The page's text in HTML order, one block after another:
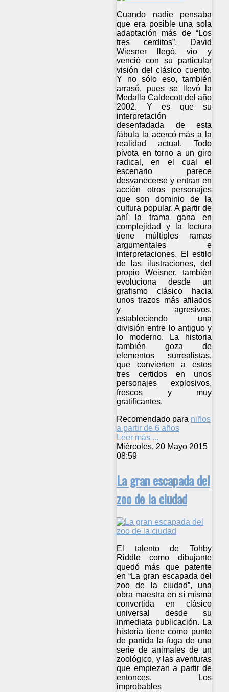
Cuando nadie pensaba
que era posible una sola
adaptación más de “Los
tres cerditos”, David
Wiesner llegó, vio y
venció con su particular
visión del clásico cuento.
Y no sólo eso, también
arrasó, pues se llevó la
Medalla Caldecott del año
2002. Y es que su
interpretación
desenfadada de esta
fábula la acercó más a la
realidad actual. Todo
pivota en torno a un giro
radical, en el cual el
escenario parece
desvanecerse y entran en
acción otros personajes
que son dominio de la
cultura popular. A partir de
ahí la trama gana en
complejidad y la lectura
tiene múltiples ramas
argumentales e
interpretaciones. El estilo
de las ilustraciones, del
propio Weisner, también
evoluciona desde un
grafismo clásico hacia
unos trazos más afilados
y agresivos,
estableciendo una
división entre lo antiguo y
lo moderno. La historia
también goza de
elementos surrealistas,
que convierten a estos
tres certidos en unos
personajes explosivos,
frescos y muy
gratificantes.
Recomendado para niños
a partir de 6 años
Leer más ...
Miércoles, 20 Mayo 2015
08:59
La gran escapada del
zoo de la ciudad
El talento de Tohby
Riddle como dibujante
quedó más que patente
en “La gran escapada del
zoo de la ciudad”, una
obra maestra en sí misma
convertida en clásico
universal desde su
inmediata publicación. La
historia tiene como punto
de partida la fuga de una
serie de animales de un
zoológico, y las aventuras
que empiezan a partir de
entonces. Los
improbables